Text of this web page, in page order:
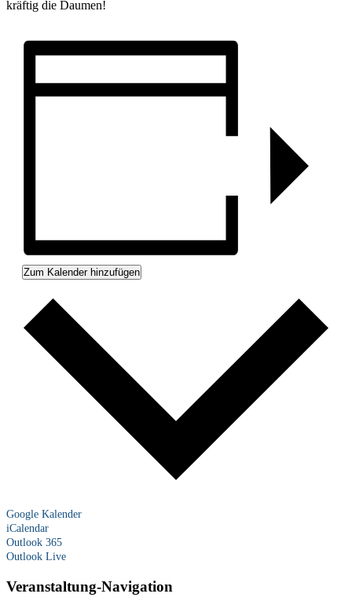
kräftig die Daumen!
Zum Kalender hinzufügen
Google Kalender
iCalendar
Outlook 365
Outlook Live
Veranstaltung-Navigation